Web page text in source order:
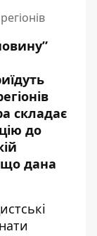
складає
до
дана